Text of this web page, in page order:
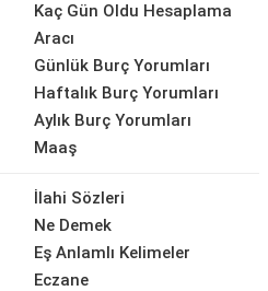
Kaç Gün Oldu Hesaplama
Aracı
Günlük Burç Yorumları
Haftalık Burç Yorumları
Aylık Burç Yorumları
Maaş
İlahi Sözleri
Ne Demek
Eş Anlamlı Kelimeler
Eczane